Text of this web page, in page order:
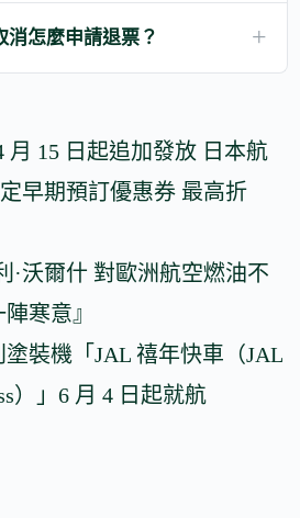
消怎麼申請退票？
月 15 日起追加發放 日本航
早期預訂優惠券 最高折
·沃爾什 對歐洲航空燃油不
寒意』
塗裝機「JAL 禧年快車（JAL
）」6 月 4 日起就航